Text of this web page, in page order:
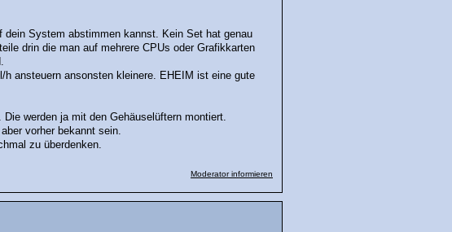
dein System abstimmen kannst. Kein Set hat genau
drin die man auf mehrere CPUs oder Grafikkarten
ansteuern ansonsten kleinere. EHEIM ist eine gute
werden ja mit den Gehäuselüftern montiert.
vorher bekannt sein.
zu überdenken.
Moderator informieren